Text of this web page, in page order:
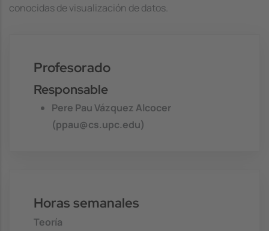
conocidas de visualización de datos.
Profesorado
Responsable
Pere Pau Vázquez Alcocer
(ppau@cs.upc.edu)
Horas semanales
Teoría